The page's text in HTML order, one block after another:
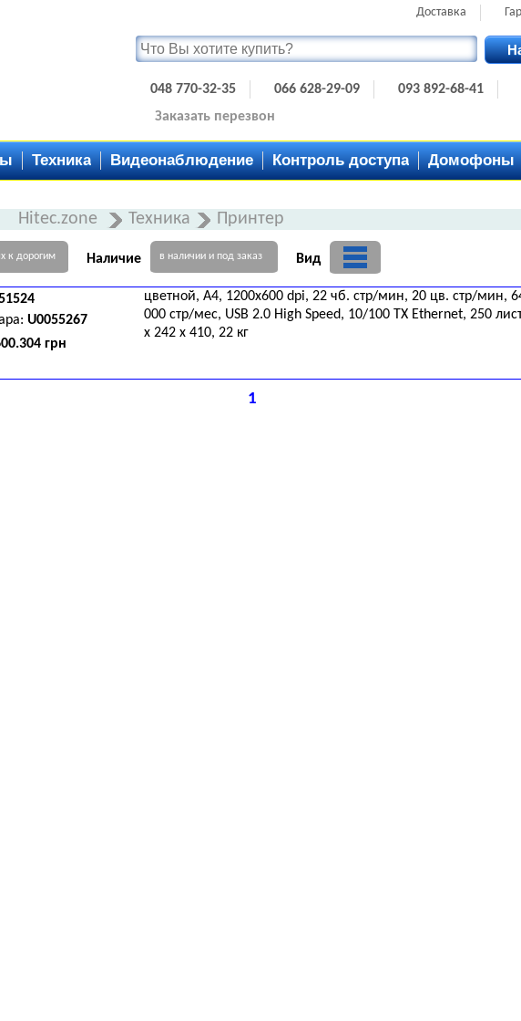
Доставка
048 770-32-35 066 628-29-09
093 892-68-41
Заказать перезвон
Техника Видеонаблюдение Контроль доступа Домофоны
Hitec.zone Техника Принтер
к дорогим Наличие в наличии и под заказ
Вид
U0055267
грн
цветной, А4, 1200х600 dpi, 22 чб. стр/мин, 20 цв. стр/мин,
000 стр/мес, USB 2.0 High Speed, 10/100 TX Ethernet, 250
x 242 x 410, 22 кг
1